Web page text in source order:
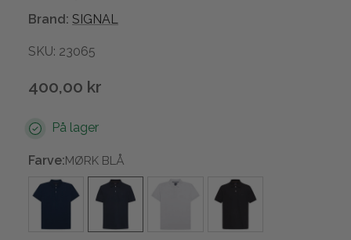
Brand: SIGNAL
SKU: 23065
400,00 kr
På lager
Farve:MØRK BLÅ